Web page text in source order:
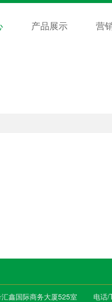
产品展示 营
鑫国际商务大厦525室 电话/